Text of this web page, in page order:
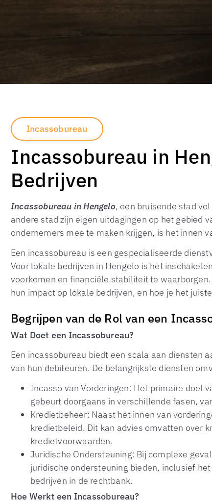
Incassobureau
Incassobureau in
Bedrijven
Incassobureau in Hengelo, een bruisende stad
andere stad zijn eigen uitdagingen op het gebied
ondernemers mee te maken krijgen, is het innen
Een incassobureau is een gespecialiseerde
Voor lokale bedrijven in Hengelo is het
voorkomen en financiële stabiliteit te
hun impact op lokale bedrijven, en hoe je het
Begrijpen van de Rol van een
Wat Doet een Incassobureau?
Een incassobureau biedt een scala aan diensten
van hun debiteuren. De belangrijkste diensten
Incasso van Vorderingen: Het primaire doel
gebeurt doorgaans in verschillende fasen,
Kredietbeheer: Naast het innen van
kredietbeleid. Dit kan advies omvatten over
kredietvoorwaarden.
Juridische Ondersteuning: Bij complexe
juridische ondersteuning bieden, inclusief
bedrijven in de rechtbank.
Hoe Werkt een Incassobureau?